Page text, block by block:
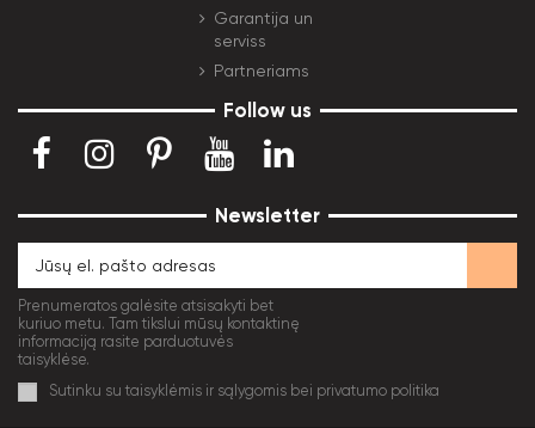
Garantija un
serviss
Partneriams
Follow us
Newsletter
Prenumeratos galėsite atsisakyti bet
kuriuo metu. Tam tikslui mūsų kontaktinę
informaciją rasite parduotuvės
taisyklėse.
Sutinku su taisyklėmis ir sąlygomis bei privatumo politika